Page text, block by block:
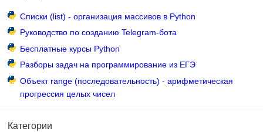
Списки (list) - организация массивов в Python
Руководство по созданию Telegram-бота
Бесплатные курсы Python
Разборы задач на программирование из ЕГЭ
Объект range (последовательность) - арифметическая
прогрессия целых чисел
Категории